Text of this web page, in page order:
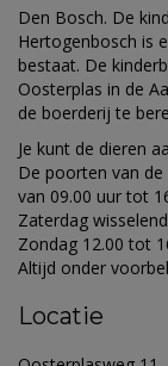
Den Bosch. De
Hertogenbosch is
bestaat. De
Oosterplas in de
de boerderij te
Je kunt de dieren
De poorten van
van 09.00 uur tot
Zaterdag
Zondag 12.00 tot
Altijd onder
Locatie